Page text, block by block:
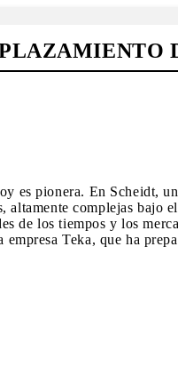
es pionera. En Scheidt,
altamente complejas bajo
de los tiempos y los
Teka, que ha